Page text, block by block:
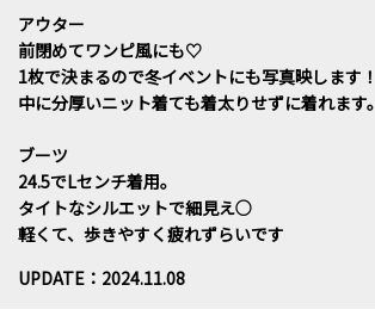
アウター
前閉めてワンピ風にも♡
1枚で決まるので冬イベントにも写真映します！
中に分厚いニット着ても着太りせずに着れます。
ブーツ
24.5でLセンチ着用。
タイトなシルエットで細見え○
軽くて、歩きやすく疲れずらいです
UPDATE：2024.11.08